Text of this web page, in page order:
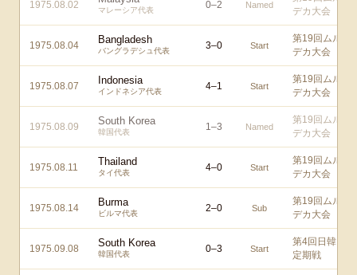
1975.08.02 マレーシア代表 0–2 Named
デカ大会
1975.08.04 Bangladesh
バングラデシュ代表 3–0 Start
第19回ムル
デカ大会
1975.08.07 Indonesia
インドネシア代表 4–1 Start
第19回ムル
デカ大会
1975.08.09 South Korea
韓国代表 1–3 Named
第19回ムル
デカ大会
1975.08.11 Thailand
タイ代表 4–0 Start
第19回ムル
デカ大会
1975.08.14 Burma
ビルマ代表 2–0 Sub
第19回ムル
デカ大会
1975.09.08 South Korea
韓国代表 0–3 Start
第4回日韓
定期戦